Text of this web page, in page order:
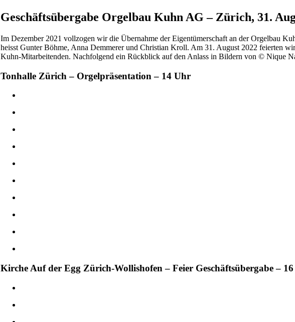
Geschäftsübergabe Orgelbau Kuhn AG – Zürich, 31.
Im Dezember 2021 vollzogen wir die Übernahme der Eigentümerschaft an der Orgelbau
heisst Gunter Böhme, Anna Demmerer und Christian Kroll. Am 31. August 2022 feierten
Kuhn-Mitarbeitenden. Nachfolgend ein Rückblick auf den Anlass in Bildern von © Nique
Tonhalle Zürich – Orgelpräsentation – 14 Uhr
Kirche Auf der Egg Zürich-Wollishofen – Feier Geschäftsübergabe –